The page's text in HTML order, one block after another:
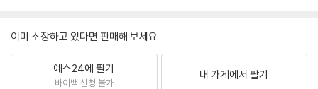
이미 소장하고 있다면 판매해 보세요.
예스24에 팔기
바이백 신청 불가
내 가게에서 팔기